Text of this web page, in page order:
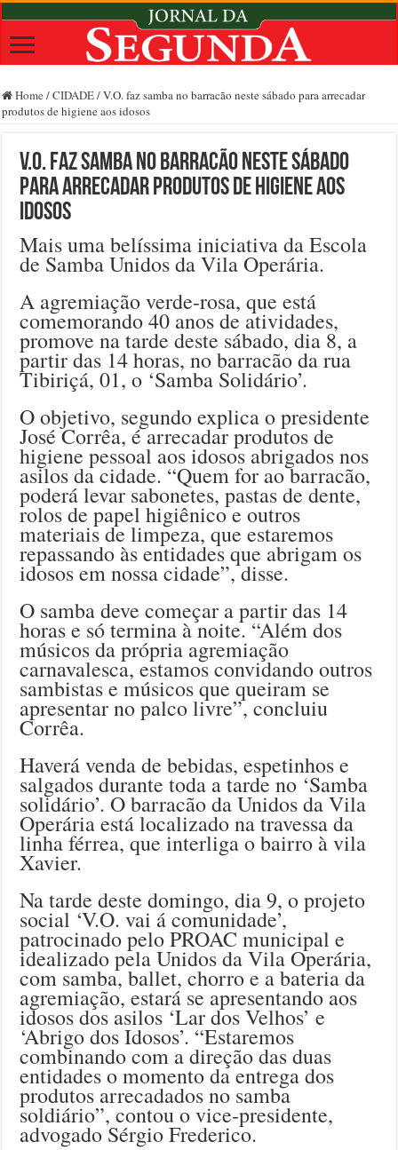
Home /CIDADE/V.O. faz samba no barracão neste sábado para arrecadar
produtos de higiene aos idosos
V.O. faz samba no barracão neste sábado
para arrecadar produtos de higiene aos
idosos
Mais uma belíssima iniciativa da Escola
de Samba Unidos da Vila Operária.
A agremiação verde-rosa, que está
comemorando 40 anos de atividades,
promove na tarde deste sábado, dia 8, a
partir das 14 horas, no barracão da rua
Tibiriçá, 01, o ‘Samba Solidário’.
O objetivo, segundo explica o presidente
José Corrêa, é arrecadar produtos de
higiene pessoal aos idosos abrigados nos
asilos da cidade. “Quem for ao barracão,
poderá levar sabonetes, pastas de dente,
rolos de papel higiênico e outros
materiais de limpeza, que estaremos
repassando às entidades que abrigam os
idosos em nossa cidade”, disse.
O samba deve começar a partir das 14
horas e só termina à noite. “Além dos
músicos da própria agremiação
carnavalesca, estamos convidando outros
sambistas e músicos que queiram se
apresentar no palco livre”, concluiu
Corrêa.
Haverá venda de bebidas, espetinhos e
salgados durante toda a tarde no ‘Samba
solidário’. O barracão da Unidos da Vila
Operária está localizado na travessa da
linha férrea, que interliga o bairro à vila
Xavier.
Na tarde deste domingo, dia 9, o projeto
social ‘V.O. vai á comunidade’,
patrocinado pelo PROAC municipal e
idealizado pela Unidos da Vila Operária,
com samba, ballet, chorro e a bateria da
agremiação, estará se apresentando aos
idosos dos asilos ‘Lar dos Velhos’ e
‘Abrigo dos Idosos’. “Estaremos
combinando com a direção das duas
entidades o momento da entrega dos
produtos arrecadados no samba
soldiário”, contou o vice-presidente,
advogado Sérgio Frederico.